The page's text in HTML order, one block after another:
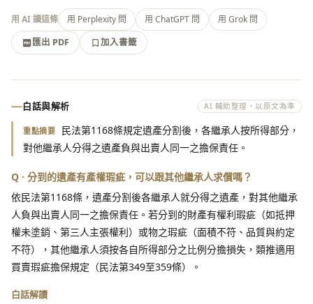
用 AI 讀這條 用 Perplexity 問 用 ChatGPT 問
用 Grok 問
匯出 PDF
加入書籤
匯出 PDF
加入書籤
白話與解析 AI 輔助整理，以原文為準
重點摘要
民法第1168條規定遺產分割後，各繼承人按所得部分，
對他繼承人分得之遺產負與出賣人同一之擔保責任。
Q · 分到的遺產有產權瑕疵，可以跟其他繼承人求償嗎？
依民法第1168條，遺產分割後各繼承人就分得之遺產，對其他繼承
人負與出賣人同一之擔保責任。若分到的財產有權利瑕疵（如抵押
權未塗銷、第三人主張權利）或物之瑕疵（面積不符、品質與約定
不符），其他繼承人須按各自所得部分之比例分擔損失，類推適用
買賣瑕疵擔保規定（民法第349至359條）。
白話解讀